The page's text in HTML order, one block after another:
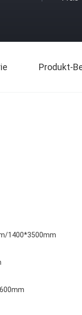
Produkt-
1400*3500mm